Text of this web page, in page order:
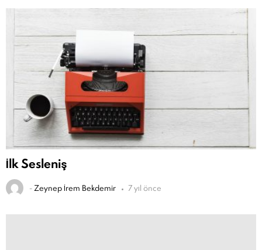
İlk Sesleniş
-Zeynep İrem Bekdemir 7 yıl önce